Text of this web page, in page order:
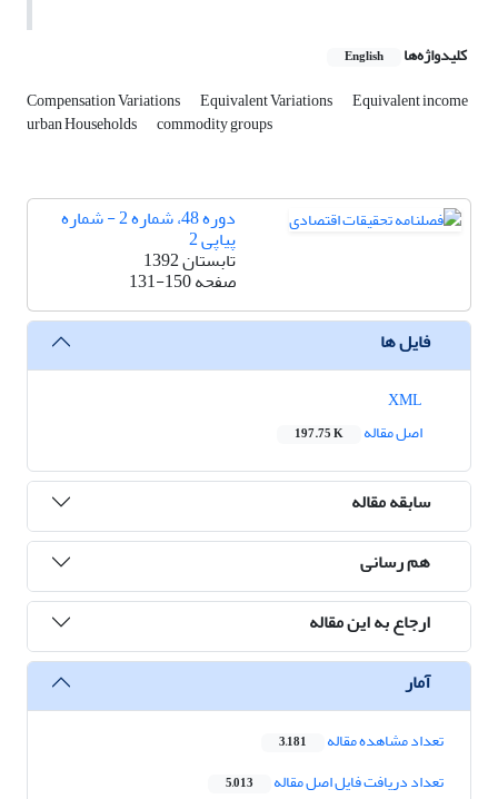
کلیدواژه‌ها English
Compensation Variations Equivalent Variations Equivalent income
urban Households commodity groups
دوره 48، شماره 2 - شماره
پیاپی 2
تابستان 1392
صفحه131-150
فایل ها
اصل مقاله
197.75 K
سابقه مقاله
هم رسانی
ارجاع به این مقاله
آمار
تعداد مشاهده مقاله 3,181
تعداد دریافت فایل اصل مقاله 5,013